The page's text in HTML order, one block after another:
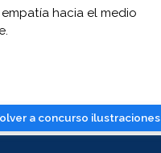
a concurso ilustraciones
hacia el medio